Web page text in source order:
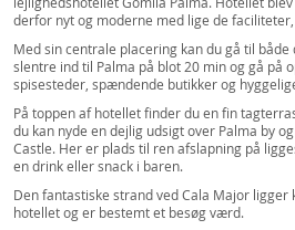
derfor nyt og moderne med lige de
Med sin centrale placering kan du gå til
slentre ind til Palma på blot 20 min og gå på
spisesteder, spændende butikker og
På toppen af hotellet finder du en fin
du kan nyde en dejlig udsigt over Palma by
Castle. Her er plads til ren afslapning på
en drink eller snack i baren.
Den fantastiske strand ved Cala Major
hotellet og er bestemt et besøg værd.